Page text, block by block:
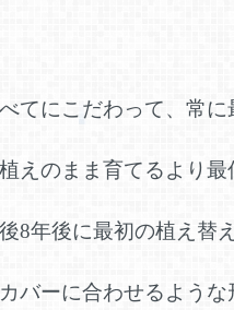
てにこだわって、常
えのまま育てるより最
8年後に最初の植え替
バーに合わせるような